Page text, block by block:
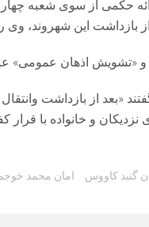
حکمی از سوی شعبه
این شهروند، وی
و «تشویش اذهان
نزدیکان و خانواده با قرار
گنبد کاووس امان محمد